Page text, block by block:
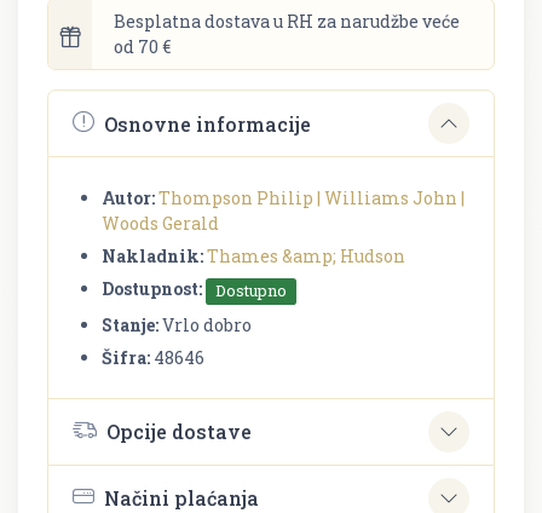
Besplatna dostava u RH za narudžbe veće
od 70 €
Osnovne informacije
Autor:Thompson Philip | Williams John |
Woods Gerald
Nakladnik:Thames &amp; Hudson
Dostupnost:
Dostupno
Stanje:Vrlo dobro
Šifra: 48646
Opcije dostave
Načini plaćanja